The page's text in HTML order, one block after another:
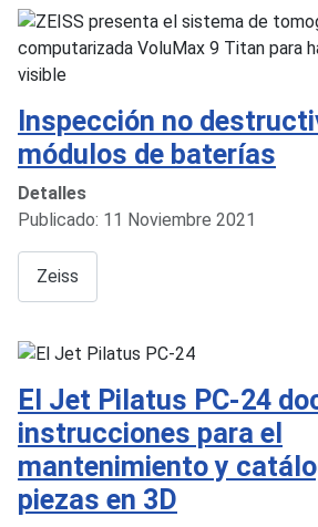
Inspección no
módulos de baterías
Detalles
Publicado: 11 Noviembre 2021
Zeiss
El Jet Pilatus PC-24
instrucciones para el
mantenimiento y
piezas en 3D